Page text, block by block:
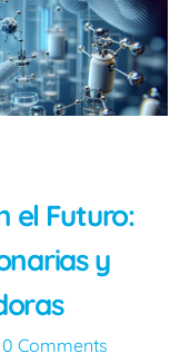
el Futuro:
y
0 Comments